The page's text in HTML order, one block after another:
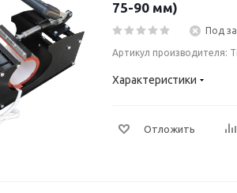
75-90 мм)
Под
Артикул производителя:
Характеристики
Отложить